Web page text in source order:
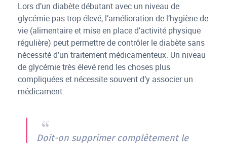
Lors d’un diabète débutant avec un niveau de
glycémie pas trop élevé, l’amélioration de l’hygiène de
vie (alimentaire et mise en place d’activité physique
régulière) peut permettre de contrôler le diabète sans
nécessité d’un traitement médicamenteux. Un niveau
de glycémie très élevé rend les choses plus
compliquées et nécessite souvent d’y associer un
médicament.
Doit-on supprimer complètement le